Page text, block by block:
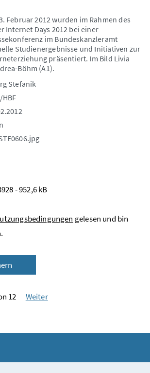
Februar 2012 wurden im Rahmen des
Internet Days 2012 bei einer
im Bundeskanzleramt
Studienergebnisse und Initiativen zur
präsentiert. Im Bild Livia
Böhm (A1).
Stefanik
HBF
- 952,6 kB
gelesen und bin
12 Weiter